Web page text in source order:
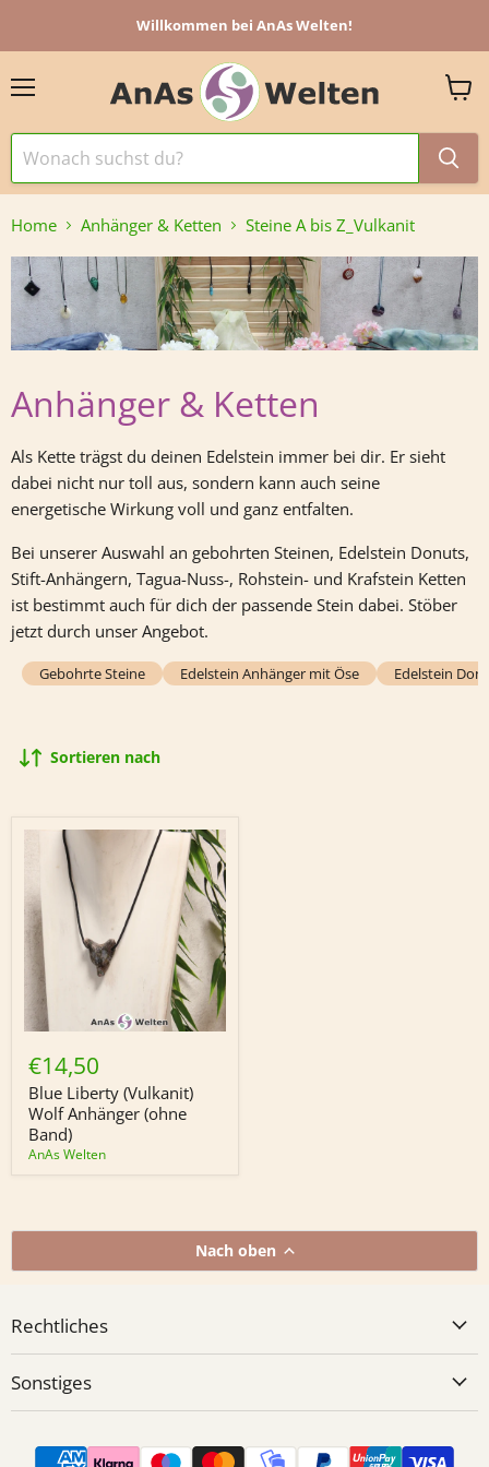
Willkommen bei AnAs Welten!
Home Anhänger & Ketten Steine A bis Z_Vulkanit
Anhänger & Ketten
Als Kette trägst du deinen Edelstein immer bei dir. Er sieht
dabei nicht nur toll aus, sondern kann auch seine
energetische Wirkung voll und ganz entfalten.
Bei unserer Auswahl an gebohrten Steinen, Edelstein Donuts,
Stift-Anhängern, Tagua-Nuss-, Rohstein- und Krafstein Ketten
ist bestimmt auch für dich der passende Stein dabei. Stöber
jetzt durch unser Angebot.
Gebohrte Steine Edelstein Anhänger mit Öse Edelstein
Sortieren nach
Blue
Liberty
(Vulkanit)
Wolf
Anhänger
(ohne
Band)
€14,50
Blue Liberty (Vulkanit)
Wolf Anhänger (ohne
Band)
AnAs Welten
Nach oben
Rechtliches
Sonstiges